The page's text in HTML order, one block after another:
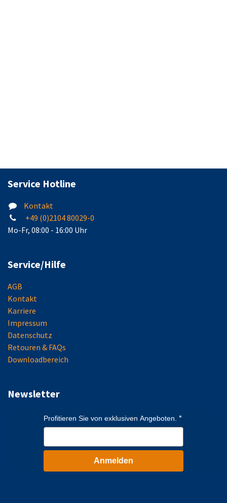
Service Hotline
Kontakt
+49 (0)2104 80029-0
Mo-Fr, 08:00 - 16:00 Uhr
Service/Hilfe
AGB
Kontakt
Karriere
Impressum
Datenschutz
Retouren & FAQs
Downloadbereich
Newsletter
Profitieren Sie von exklusiven Angeboten.
Anmelden